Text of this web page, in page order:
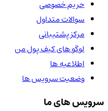
حریم خصوصی
سوالات متداول
مرکز پشتیبانی
لوگو های کیف پول من
اطلاعیه ها
وضعیت سرویس ها
سرویس های ما